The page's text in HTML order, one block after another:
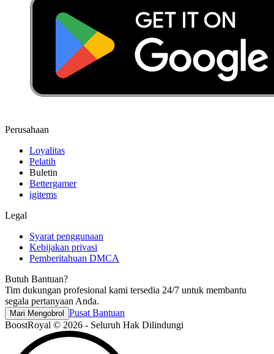
Perusahaan
Loyalitas
Pelatih
Buletin
Bettergamer
igitems
Legal
Syarat penggunaan
Kebijakan privasi
Pemberitahuan DMCA
Butuh Bantuan?
Tim dukungan profesional kami tersedia 24/7 untuk membantu
segala pertanyaan Anda.
Mari Mengobrol Pusat Bantuan
BoostRoyal © 2026 - Seluruh Hak Dilindungi